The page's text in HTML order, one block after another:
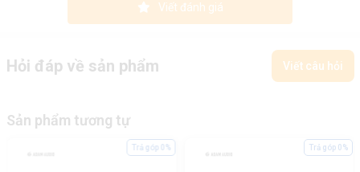
Viết đánh giá
Hỏi đáp về sản phẩm Viết câu hỏi
Sản phẩm tương tự
Trả góp 0% Trả góp 0%